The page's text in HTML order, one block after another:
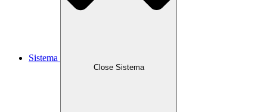
Sistema
Close Sistema